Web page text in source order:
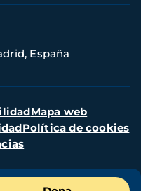
España
Mapa web
Política de cookies